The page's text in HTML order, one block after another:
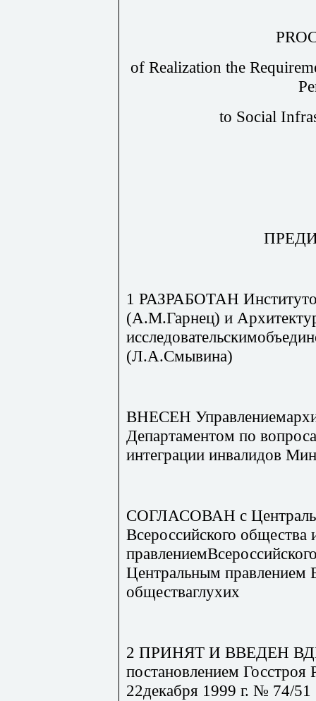
of Realization the
to Social
1 РАЗРАБОТАН
(A.M.Гарнец) и
(Л.А.Смывина)
ВНЕСЕН
Департаментом по
интеграции инвалидов
СОГЛАСОВАН с
Всероссийского
Центральным правлением
обществаглухих
2 ПРИНЯТ И ВВЕДЕН
постановлением
22декабря 1999 г. № 74/51